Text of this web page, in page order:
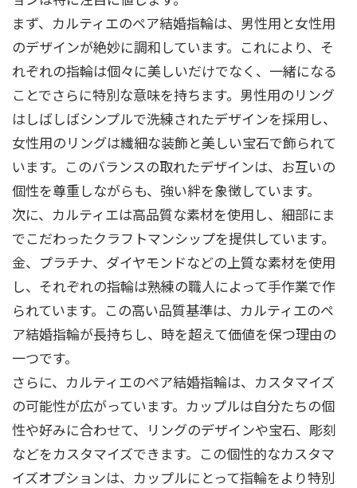
まず、カルティエのペア結婚指輪は、男性用と女性用
のデザインが絶妙に調和しています。これにより、そ
れぞれの指輪は個々に美しいだけでなく、一緒になる
ことでさらに特別な意味を持ちます。男性用のリング
はしばしばシンプルで洗練されたデザインを採用し、
女性用のリングは繊細な装飾と美しい宝石で飾られて
います。このバランスの取れたデザインは、お互いの
個性を尊重しながらも、強い絆を象徴しています。
次に、カルティエは高品質な素材を使用し、細部にま
でこだわったクラフトマンシップを提供しています。
金、プラチナ、ダイヤモンドなどの上質な素材を使用
し、それぞれの指輪は熟練の職人によって手作業で作
られています。この高い品質基準は、カルティエのペ
ア結婚指輪が長持ちし、時を超えて価値を保つ理由の
一つです。
さらに、カルティエのペア結婚指輪は、カスタマイズ
の可能性が広がっています。カップルは自分たちの個
性や好みに合わせて、リングのデザインや宝石、彫刻
などをカスタマイズできます。この個性的なカスタマ
イズオプションは、カップルにとって指輪をより特別